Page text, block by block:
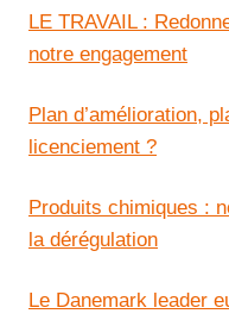
LE TRAVAIL :
notre engagement
Plan d’amélioration,
licenciement ?
Produits chimiques :
la dérégulation
Le Danemark leader